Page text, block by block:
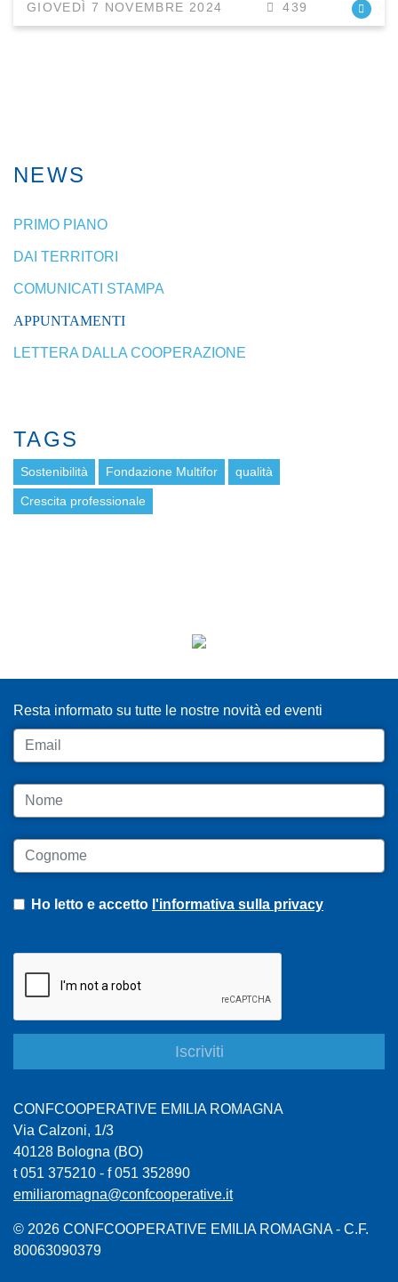
GIOVEDÌ 7 NOVEMBRE 2024 439
NEWS
PRIMO PIANO
DAI TERRITORI
COMUNICATI STAMPA
APPUNTAMENTI
LETTERA DALLA COOPERAZIONE
TAGS
Sostenibilità Fondazione Multifor qualità
Crescita professionale
Resta informato su tutte le nostre novità ed eventi
Email
Nome
Cognome
Ho letto e accetto l'informativa sulla privacy
CONFCOOPERATIVE EMILIA ROMAGNA
Via Calzoni, 1/3
40128 Bologna (BO)
t 051 375210 - f 051 352890
emiliaromagna@confcooperative.it
© 2026 CONFCOOPERATIVE EMILIA ROMAGNA - C.F.
80063090379